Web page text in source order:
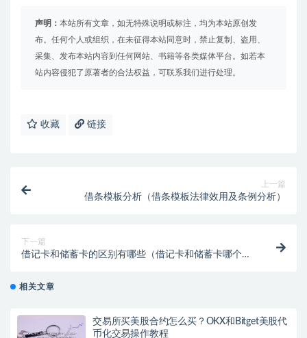
声明： 本站所有文章，如无特殊说明或标注，均为本站原创发
布。任何个人或组织，在未征得本站同意时，禁止复制、盗用、
采集、发布本站内容到任何网站、书籍等各类媒体平台。如若本
站内容侵犯了原著者的合法权益，可联系我们进行处理。
收藏 链接
上一篇
借条模板分析（借条模板法律效用及条例分析）
下一篇
借记卡和储蓄卡的区别有哪些（借记卡和储蓄卡哪个
相关文章
交易所买美股合约怎么买？OKX和Bitget美股代
币化交易操作教程